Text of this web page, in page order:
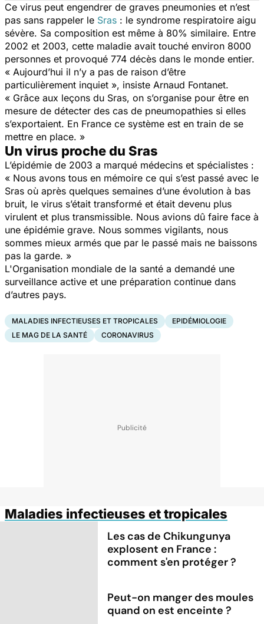
Ce virus peut engendrer de graves pneumonies et n’est
pas sans rappeler le Sras : le syndrome respiratoire aigu
sévère. Sa composition est même à 80% similaire. Entre
2002 et 2003, cette maladie avait touché environ 8000
personnes et provoqué 774 décès dans le monde entier.
« Aujourd’hui il n’y a pas de raison d’être
particulièrement inquiet », insiste Arnaud Fontanet.
« Grâce aux leçons du Sras, on s’organise pour être en
mesure de détecter des cas de pneumopathies si elles
s’exportaient. En France ce système est en train de se
mettre en place. »
Un virus proche du Sras
L’épidémie de 2003 a marqué médecins et spécialistes :
« Nous avons tous en mémoire ce qui s’est passé avec le
Sras où après quelques semaines d’une évolution à bas
bruit, le virus s’était transformé et était devenu plus
virulent et plus transmissible. Nous avions dû faire face à
une épidémie grave. Nous sommes vigilants, nous
sommes mieux armés que par le passé mais ne baissons
pas la garde. »
L'Organisation mondiale de la santé a demandé une
surveillance active et une préparation continue dans
d’autres pays.
MALADIES INFECTIEUSES ET TROPICALES
EPIDÉMIOLOGIE
LE MAG DE LA SANTÉ
CORONAVIRUS
Maladies infectieuses et tropicales
Les cas de Chikungunya
explosent en France :
comment s'en protéger ?
Peut-on manger des moules
quand on est enceinte ?